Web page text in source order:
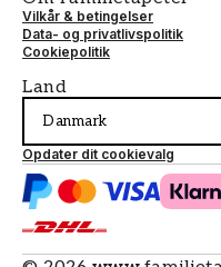
Vilkår & betingelser
Data- og privatlivspolitik
Cookiepolitik
Land
Danmark
Opdater dit cookievalg